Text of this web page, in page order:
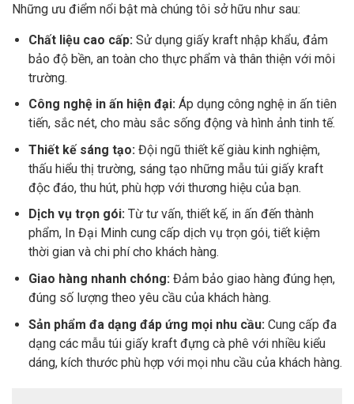
Những ưu điểm nổi bật mà chúng tôi sở hữu như sau:
Chất liệu cao cấp: Sử dụng giấy kraft nhập khẩu, đảm
bảo độ bền, an toàn cho thực phẩm và thân thiện với môi
trường.
Công nghệ in ấn hiện đại:Áp dụng công nghệ in ấn tiên
tiến, sắc nét, cho màu sắc sống động và hình ảnh tinh tế.
Thiết kế sáng tạo: Đội ngũ thiết kế giàu kinh nghiệm,
thấu hiểu thị trường, sáng tạo những mẫu túi giấy kraft
độc đáo, thu hút, phù hợp với thương hiệu của bạn.
Dịch vụ trọn gói:Từ tư vấn, thiết kế, in ấn đến thành
phẩm, In Đại Minh cung cấp dịch vụ trọn gói, tiết kiệm
thời gian và chi phí cho khách hàng.
Giao hàng nhanh chóng:Đảm bảo giao hàng đúng hẹn,
đúng số lượng theo yêu cầu của khách hàng.
Sản phẩm đa dạng đáp ứng mọi nhu cầu: Cung cấp đa
dạng các mẫu túi giấy kraft đựng cà phê với nhiều kiểu
dáng, kích thước phù hợp với mọi nhu cầu của khách hàng.